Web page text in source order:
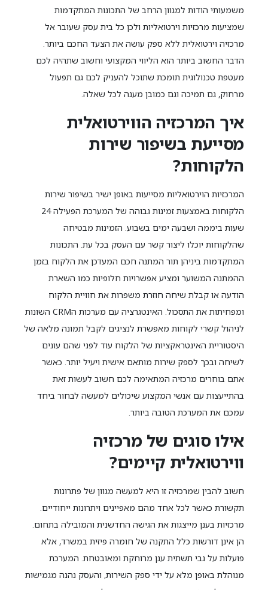
משמעותי הודות למגוון הרחב של התכונות המתקדמות
שמציעות מרכזיות וירטואליות ולכן כל בית עסק שעובר אל
מרכזיה וירטואלית ללא ספק עושה את הצעד החכם ביותר.
הדבר החשוב ביותר הוא הליווי המקצועי וחשוב שתהיה לכם
מעטפת טכנולוגית תומכת שתוכל להעניק לכם גם תפעול
מרחוק, גם תמיכה וגם כמובן מענה לכל שאלה.
איך המרכזיה הווירטואלית
מסייעת בשיפור שירות
הלקוחות?
המרכזיות הוירטואליות מסייעות באופן ישיר בשיפור שירות
הלקוחות באמצעות זמינות גבוהה של המערכת הפעילה 24
שעות ביממה ושבעה ימים בשבוע. הזמינות מבטיחה
שהלקוחות יוכלו ליצור קשר עם העסק בכל עת. התכונות
המתקדמות ביניהן תור המתנה חכם המעדכן את הלקוח בזמן
ההמתנה המשוער ומציע אפשרויות חלופיות כמו השארת
הודעה או קבלת שיחה חוזרת משפרות את חוויית הלקוח
ומפחיתות את התסכול. האינטגרציה עם מערכות הCRM השונות
לניהול קשרי לקוחות מאפשרת לנציגים לקבל תמונה מלאה של
היסטוריית האינטראקציות של הלקוח עוד לפני שהם עונים
לשיחה ובכך לספק שירות מותאם אישית ויעיל יותר. כאשר
אתם בוחרים מרכזיה המתאימה לכם חשוב לעשות זאת
בהתייעצות עם אנשי המקצוע שיכולים למעשה לבחור ביחד
עמכם את המערכת הטובה ביותר.
אילו סוגים של מרכזיה
ווירטואלית קיימים?
חשוב להבין שמרכזיה זו היא למעשה מגוון של פתרונות
תקשורת כאשר לכל אחד מהם מאפיינים ויתרונות ייחודיים.
מרכזיות בענן מייצגות את הגישה החדשנית והמובילה בתחום.
הן אינן דורשות כלל התקנה של חומרה פיזית במשרד, אלא
פועלות על גבי תשתית ענן מרוחקת ומאובטחת. המערכת
מנוהלת באופן מלא על ידי ספק השירות, והעסק נהנה מגמישות